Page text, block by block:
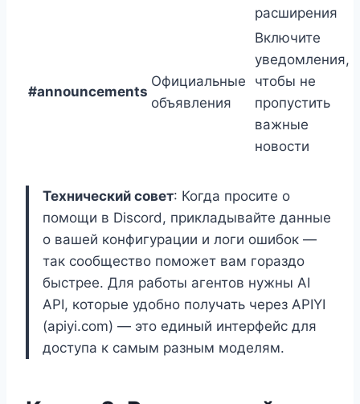
расширения
#announcements
Официальные
объявления
Включите
уведомления,
чтобы не
пропустить
важные
новости
Технический совет: Когда просите о
помощи в Discord, прикладывайте данные
о вашей конфигурации и логи ошибок —
так сообщество поможет вам гораздо
быстрее. Для работы агентов нужны AI
API, которые удобно получать через APIYI
(apiyi.com) — это единый интерфейс для
доступа к самым разным моделям.